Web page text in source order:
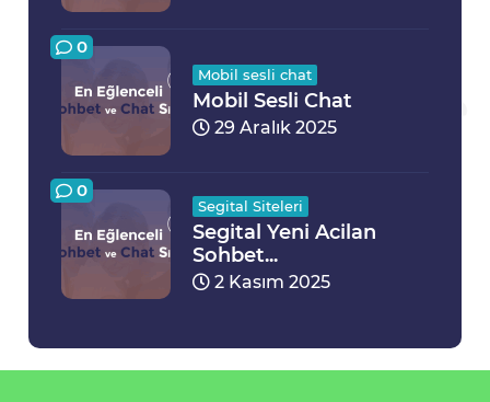
0
Mobil sesli chat
Mobil Sesli Chat
29 Aralık 2025
0
Segital Siteleri
Segital Yeni Acilan
Sohbet...
2 Kasım 2025